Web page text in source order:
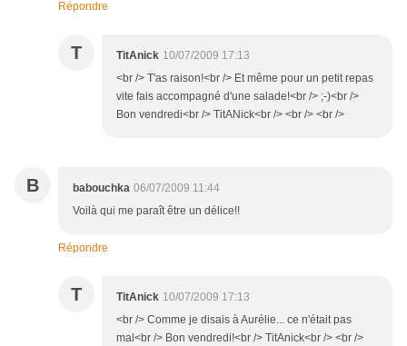
Répondre
T TitAnick 10/07/2009 17:13
<br /> T'as raison!<br /> Et même pour un petit repas
vite fais accompagné d'une salade!<br /> ;-)<br />
Bon vendredi<br /> TitANick<br /> <br /> <br />
B babouchka 06/07/2009 11:44
Voilà qui me paraît être un délice!!
Répondre
T TitAnick 10/07/2009 17:13
<br /> Comme je disais à Aurélie... ce n'était pas
mal<br /> Bon vendredi!<br /> TitAnick<br /> <br />